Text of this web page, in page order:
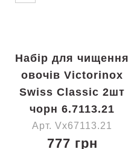
Набір для чищення
овочів Victorinox
Swiss Classic 2шт
чорн 6.7113.21
Арт. Vx67113.21
777 грн